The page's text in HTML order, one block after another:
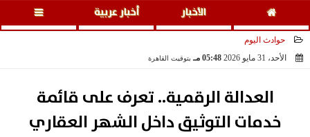
الأخبار أخبار عربية
حوادث اليوم
الأحد، 31 مايو 2026
05:48 مـ بتوقيت القاهرة
العدالة الرقمية.. تعرف على قائمة
خدمات التوثيق داخل الشهر العقاري